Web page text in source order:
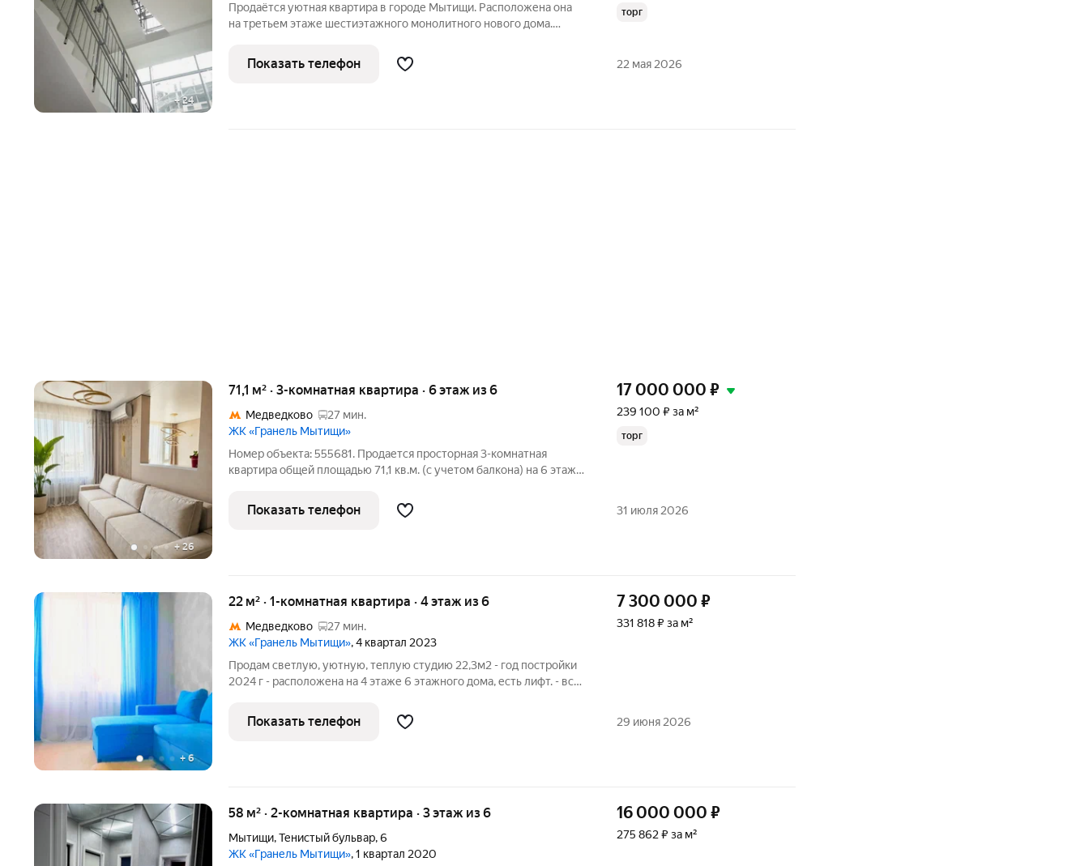
+24
Продаётся уютная квартира в городе Мытищи. Расположена она
на третьем этаже шестиэтажного монолитного нового дома.
квадратных метров. Санузел совмещённый, что удобно и
практично. Из окон
торг
Показать телефон 22 мая 2026
+26
71,1 м² · 3-комнатная квартира · 6 этаж из 6
Медведково
27 мин.
ЖК «Гранель Мытищи»
Номер объекта: 555681. Продается просторная 3-комнатная
квартира общей площадью 71,1 кв.м. (с учетом балкона) на 6 этаже
мебелью, которую можно не менять годами, ждет своих хозяев,
ценящих
17 000 000 ₽
239 100 ₽ за м²
торг
Показать телефон 31 июля 2026
+6
22 м² · 1-комнатная квартира · 4 этаж из 6
Медведково
27 мин.
ЖК «Гранель Мытищи», 4 квартал 2023
Продам светлую, уютную, теплую студию 22,3м2 - год постройки
2024 г - расположена на 4 этаже 6 этажного дома, есть лифт. - вся
остановка расположена в 2 минутах ходьбы от дома, можно
7 300 000 ₽
331 818 ₽ за м²
Показать телефон 29 июня 2026
58 м² · 2-комнатная квартира · 3 этаж из 6
Мытищи,Тенистый бульвар,6
ЖК «Гранель Мытищи», 1 квартал 2020
16 000 000 ₽
275 862 ₽ за м²